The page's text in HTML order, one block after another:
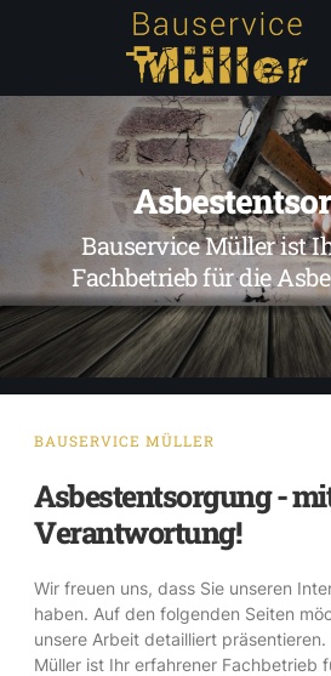
Bauservice Müller ist
Fachbetrieb für die
BAUSERVICE MÜLLER
Asbestentsorgung -
Verantwortung!
Wir freuen uns, dass Sie unseren
haben. Auf den folgenden Seiten
unsere Arbeit detailliert präsentieren.
Müller ist Ihr erfahrener Fachbetrieb